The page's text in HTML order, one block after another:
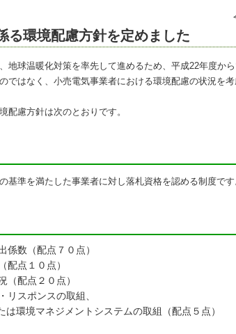
る環境配慮方針を定めました
球温暖化対策を率先して進めるため、平成22年度か
ではなく、小売電気事業者における環境配慮の状況を
慮方針は次のとおりです。
準を満たした事業者に対し落札資格を認める制度です
数（配点７０点）
点１０点）
配点２０点）
スポンスの取組、
環境マネジメントシステムの取組（配点５点）